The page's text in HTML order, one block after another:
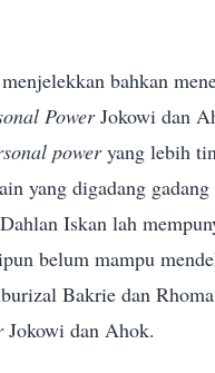
menjelekkan bahkan
Power Jokowi dan
power yang lebih
yang digadang
Iskan lah
belum mampu
Bakrie dan
Jokowi dan Ahok.